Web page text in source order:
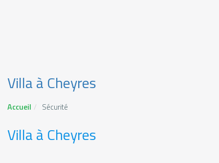
Villa à Cheyres
Accueil Sécurité
Villa à Cheyres